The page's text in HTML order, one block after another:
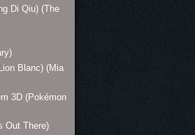
Di Qiu) (The
Blanc) (Mia
3D (Pokémon
Out There)